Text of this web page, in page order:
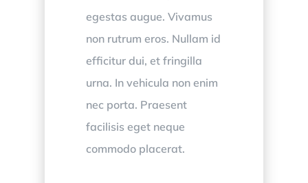
egestas augue. Vivamus
non rutrum eros. Nullam id
efficitur dui, et fringilla
urna. In vehicula non enim
nec porta. Praesent
facilisis eget neque
commodo placerat.